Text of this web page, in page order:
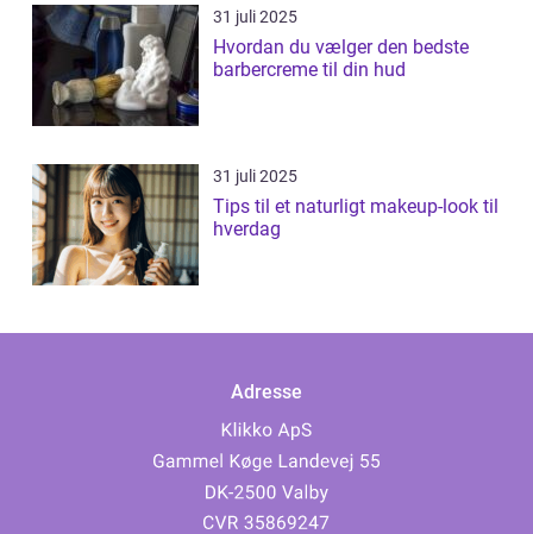
31 juli 2025
Hvordan du vælger den bedste
barbercreme til din hud
31 juli 2025
Tips til et naturligt makeup-look til
hverdag
Adresse